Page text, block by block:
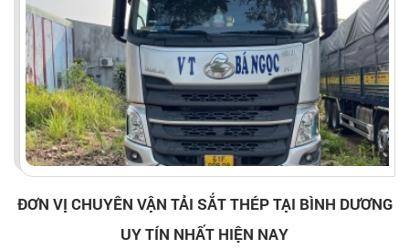
ĐƠN VỊ CHUYÊN VẬN TẢI SẮT THÉP TẠI BÌNH DƯƠNG
UY TÍN NHẤT HIỆN NAY